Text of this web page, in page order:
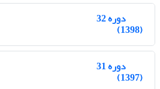
دوره 32
(1398)
دوره 31
(1397)